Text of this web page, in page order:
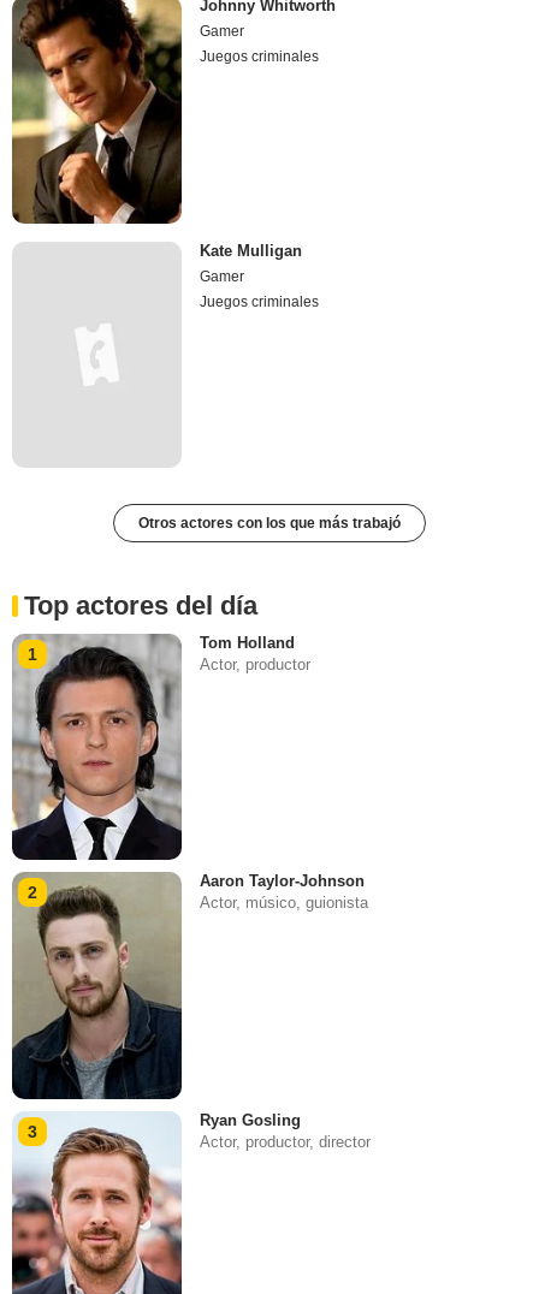
Johnny Whitworth
Gamer
Juegos criminales
Kate Mulligan
Gamer
Juegos criminales
Otros actores con los que más trabajó
Top actores del día
1
Tom Holland
Actor, productor
2
Aaron Taylor-Johnson
Actor, músico, guionista
3
Ryan Gosling
Actor, productor, director